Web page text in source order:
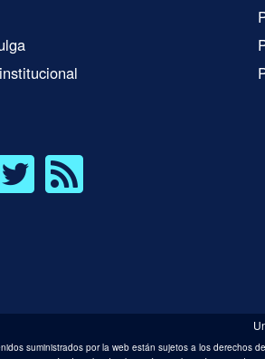
suministrados por la web están sujetos a los derechos